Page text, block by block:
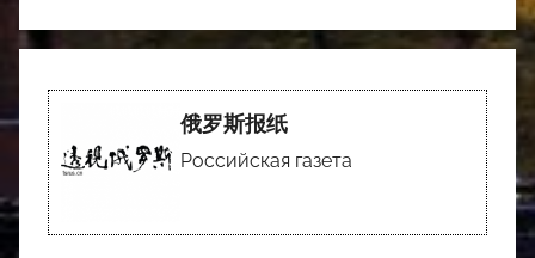
俄罗斯报纸
Российская газета